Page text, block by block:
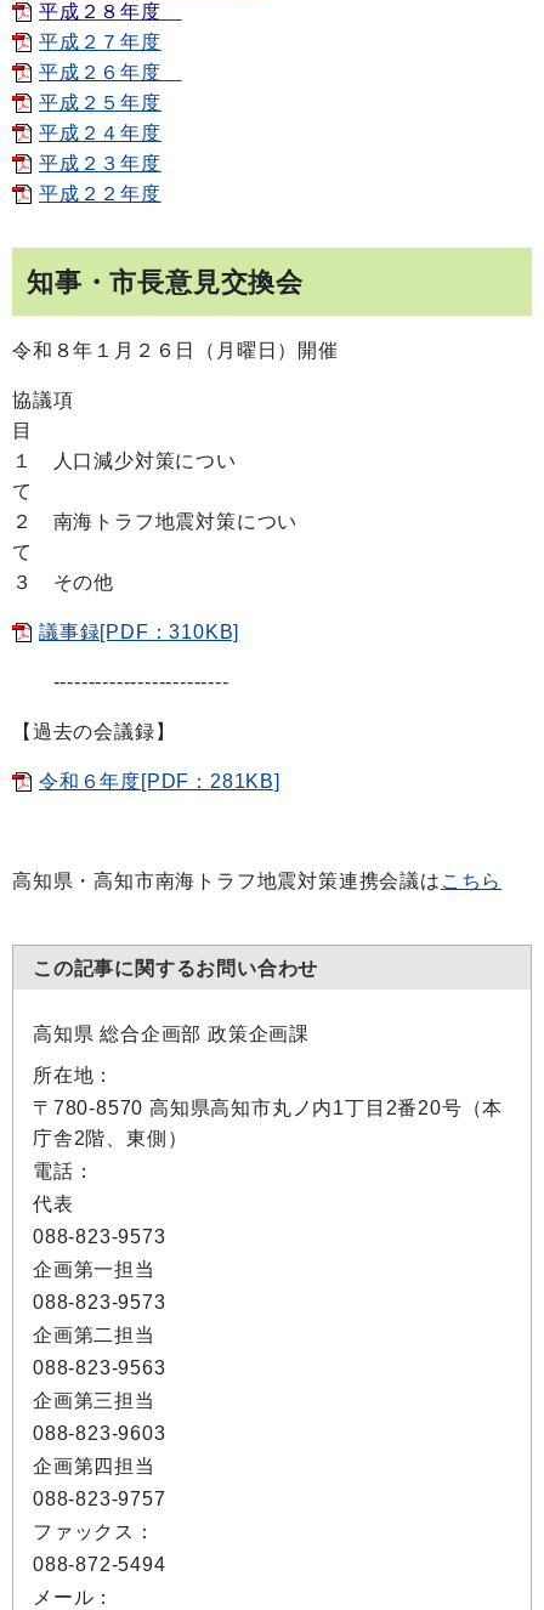
平成２８年度
平成２７年度
平成２６年度
平成２５年度
平成２４年度
平成２３年度
平成２２年度
知事・市長意見交換会
令和８年１月２６日（月曜日）開催
協議項
１ 人口減少対策につい
２ 南海トラフ地震対策につい
３ その他
議事録[PDF：310KB]
-------------------------
【過去の会議録】
令和６年度[PDF：281KB]
高知県・高知市南海トラフ地震対策連携会議は こちら
この記事に関するお問い合わせ
高知県 総合企画部 政策企画課
所在地：
〒780-8570 高知県高知市丸ノ内1丁目2番20号（本
庁舎2階、東側）
電話：
代表
088-823-9573
企画第一担当
088-823-9573
企画第二担当
088-823-9563
企画第三担当
088-823-9603
企画第四担当
088-823-9757
ファックス：
088-872-5494
メール：